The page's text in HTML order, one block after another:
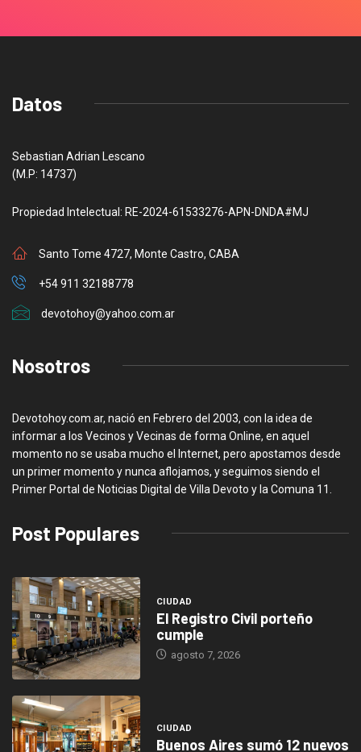
Datos
Sebastian Adrian Lescano
(M.P: 14737)
Propiedad Intelectual: RE-2024-61533276-APN-DNDA#MJ
Santo Tome 4727, Monte Castro, CABA
+54 911 32188778
devotohoy@yahoo.com.ar
Nosotros
Devotohoy.com.ar, nació en Febrero del 2003, con la idea de
informar a los Vecinos y Vecinas de forma Online, en aquel
momento no se usaba mucho el Internet, pero apostamos desde
un primer momento y nunca aflojamos, y seguimos siendo el
Primer Portal de Noticias Digital de Villa Devoto y la Comuna 11.
Post Populares
CIUDAD
El Registro Civil porteño
cumple
agosto 7, 2026
CIUDAD
Buenos Aires sumó 12 nuevos